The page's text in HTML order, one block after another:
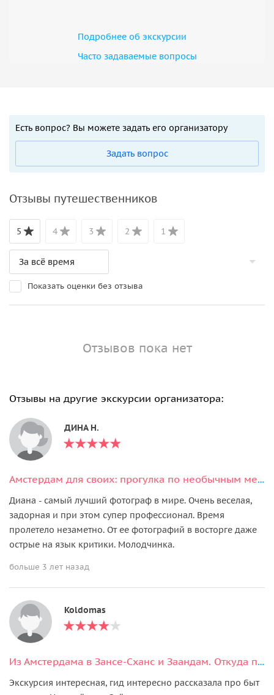
Подробнее об экскурсии
Часто задаваемые вопросы
Есть вопрос? Вы можете задать его организатору
Задать вопрос
Отзывы путешественников
5 4 3 2 1
Показать оценки без отзыва
Отзывов пока нет
Отзывы на другие экскурсии организатора:
ДИНА Н.
Амстердам для своих: прогулка по необычным местам
Диана - самый лучший фотограф в мире. Очень веселая,
задорная и при этом супер профессионал. Время
пролетело незаметно. От ее фотографий в восторге даже
острые на язык критики. Молодчинка.
больше 3 лет назад
Koldomas
Из Амстердама в Зансе-Сханс и Заандам. Откуда приходит ветер?
Экскурсия интересная, гид интересно рассказала про быт